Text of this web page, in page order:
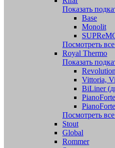
Показать
Base
Monolit
Посмотреть
Royal Thermo
Показать
Vittoria,
BiLiner
Посмотреть
Stout
Global
Rommer